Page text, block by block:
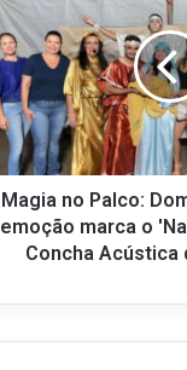
Magia no Palco:
emoção marca o
Concha Acústica